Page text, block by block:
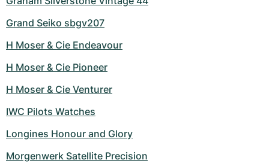
Grand Seiko sbgv207
H Moser & Cie Endeavour
H Moser & Cie Pioneer
H Moser & Cie Venturer
IWC Pilots Watches
Longines Honour and Glory
Morgenwerk Satellite Precision